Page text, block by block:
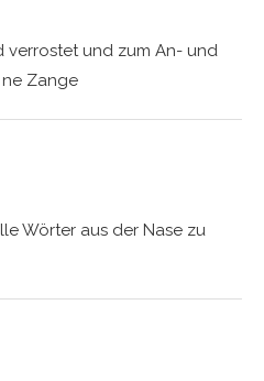
verrostet und zum An- und
Zange
Wörter aus der Nase zu